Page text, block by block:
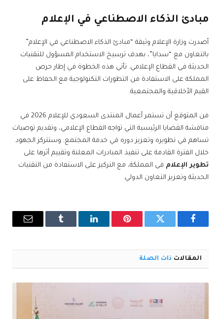
مبادئ الذكاء الاصطناعي في الإعلام
أصدرت وزارة الإعلام وثيقة “مبادئ الذكاء الاصطناعي في الإعلام”
بالتعاون مع “سدايا”، بهدف ترسيخ الاستخدام المسؤول للتقنيات
الحديثة في القطاع الإعلامي. تأتي هذه الخطوة في إطار حرص
المملكة على الاستفادة من التطورات التكنولوجية مع الحفاظ على
القيم الأخلاقية والمجتمعية.
من المتوقع أن تستمر أعمال المنتدى السعودي للإعلام 2026 في
مناقشة القضايا الرئيسية التي تواجه القطاع الإعلامي، وتقديم توصيات
تساهم في تطويره وتعزيز دوره في خدمة المجتمع. وستتركز الجهود
خلال الفترة القادمة على تنفيذ المبادرات المعلنة وتقييم أثرها على
تطوير الإعلام في المملكة، مع التركيز على الاستفادة من التقنيات
الحديثة وتعزيز التعاون الدولي.
فيسبوك تويتر بينتيريستلينكدإن Tumblr
البريد
المقالات ذات الصلة